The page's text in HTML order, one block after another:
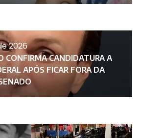
2026
CONFIRMA CANDIDATURA A
APÓS FICAR FORA DA